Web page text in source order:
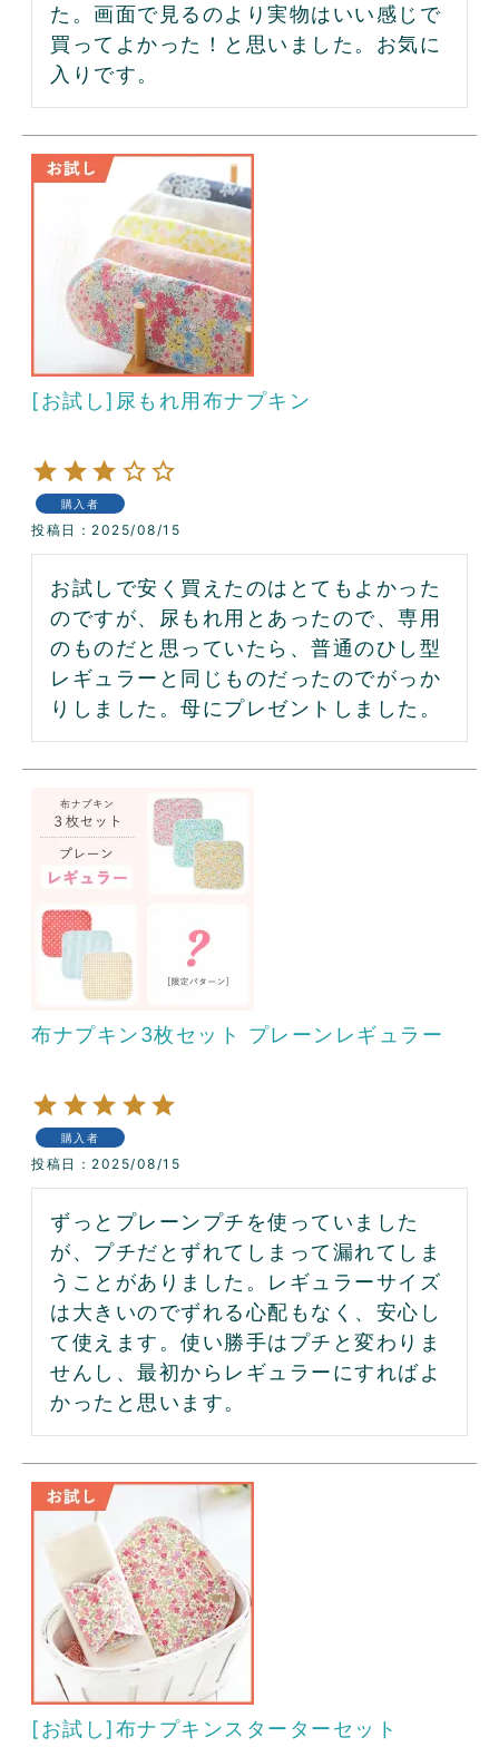
た。画面で見るのより実物はいい感じで
買ってよかった！と思いました。お気に
入りです。
[お試し]尿もれ用布ナプキン
購入者
投稿日 2025/08/15
お試しで安く買えたのはとてもよかった
のですが、尿もれ用とあったので、専用
のものだと思っていたら、普通のひし型
レギュラーと同じものだったのでがっか
りしました。母にプレゼントしました。
布ナプキン3枚セット プレーンレギュラー
購入者
投稿日 2025/08/15
ずっとプレーンプチを使っていました
が、プチだとずれてしまって漏れてしま
うことがありました。レギュラーサイズ
は大きいのでずれる心配もなく、安心し
て使えます。使い勝手はプチと変わりま
せんし、最初からレギュラーにすればよ
かったと思います。
[お試し]布ナプキンスターターセット